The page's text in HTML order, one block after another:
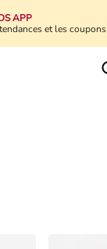
APP
et les coupons